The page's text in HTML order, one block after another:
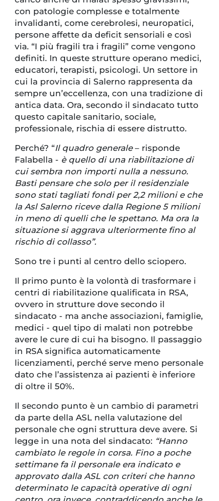
con patologie complesse e totalmente
invalidanti, come cerebrolesi, neuropatici,
persone affette da deficit sensoriali e così
via. “I più fragili tra i fragili” come vengono
definiti. In queste strutture operano medici,
educatori, terapisti, psicologi. Un settore in
cui la provincia di Salerno rappresenta da
sempre un’eccellenza, con una tradizione di
antica data. Ora, secondo il sindacato tutto
questo capitale sanitario, sociale,
professionale, rischia di essere distrutto.
Perché? “Il quadro generale – risponde
Falabella - è quello di una riabilitazione di
cui sembra non importi nulla a nessuno.
Basti pensare che solo per il residenziale
sono stati tagliati fondi per 2,2 milioni e che
la Asl Salerno riceve dalla Regione 5 milioni
in meno di quelli che le spettano. Ma ora la
situazione si aggrava ulteriormente fino al
rischio di collasso”.
Sono tre i punti al centro dello sciopero.
Il primo punto è la volontà di trasformare i
centri di riabilitazione qualificata in RSA,
ovvero in strutture dove secondo il
sindacato - ma anche associazioni, famiglie,
medici - quel tipo di malati non potrebbe
avere le cure di cui ha bisogno. Il passaggio
in RSA significa automaticamente
licenziamenti, perché serve meno personale
dato che l’assistenza ai pazienti è inferiore
di oltre il 50%.
Il secondo punto è un cambio di parametri
da parte della ASL nella valutazione del
personale che ogni struttura deve avere. Si
legge in una nota del sindacato: “Hanno
cambiato le regole in corsa. Fino a poche
settimane fa il personale era indicato e
approvato dalla ASL con criteri che hanno
determinato le capacità operative di ogni